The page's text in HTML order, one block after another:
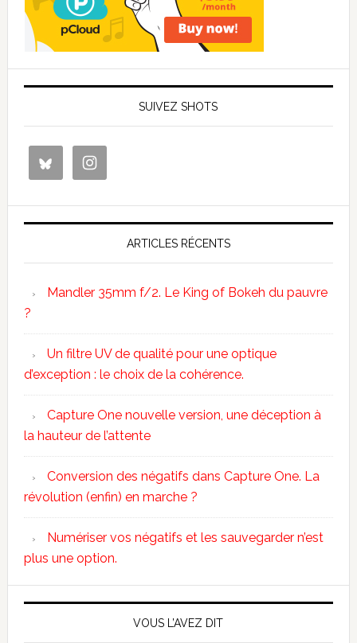
SUIVEZ SHOTS
ARTICLES RÉCENTS
Mandler 35mm f/2. Le King of Bokeh du pauvre
?
Un filtre UV de qualité pour une optique
d’exception : le choix de la cohérence.
Capture One nouvelle version, une déception à
la hauteur de l’attente
Conversion des négatifs dans Capture One. La
révolution (enfin) en marche ?
Numériser vos négatifs et les sauvegarder n’est
plus une option.
VOUS L’AVEZ DIT